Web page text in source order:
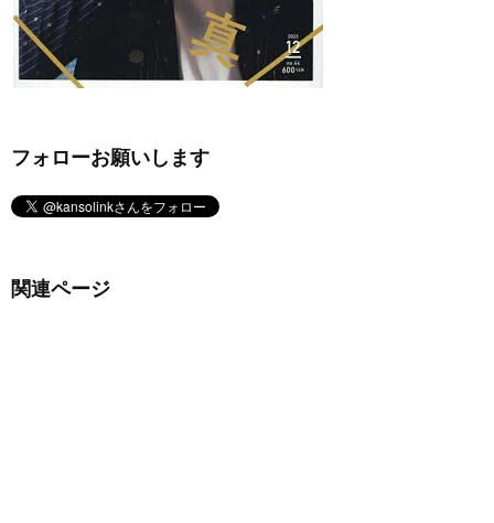
フォローお願いします
関連ページ